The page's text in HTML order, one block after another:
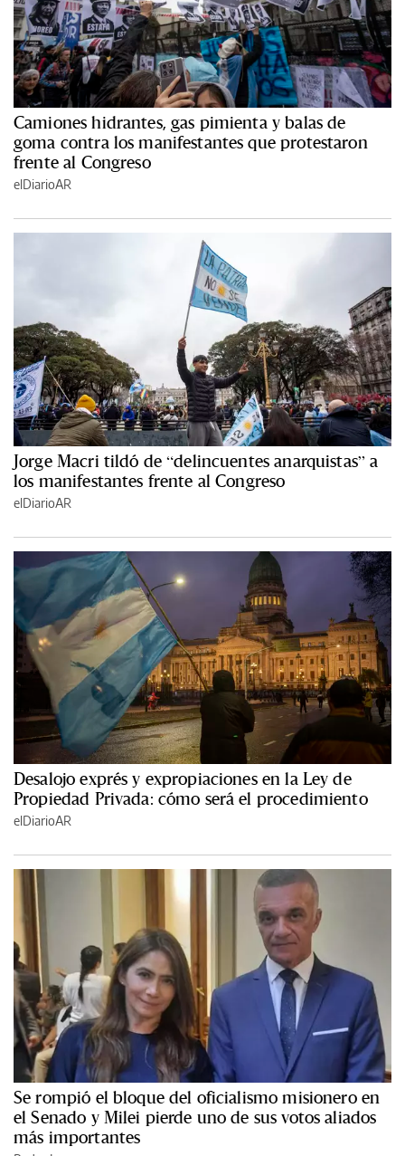
Camiones hidrantes, gas pimienta y balas de
goma contra los manifestantes que protestaron
frente al Congreso
elDiarioAR
Jorge Macri tildó de “delincuentes anarquistas” a
los manifestantes frente al Congreso
elDiarioAR
Desalojo exprés y expropiaciones en la Ley de
Propiedad Privada: cómo será el procedimiento
elDiarioAR
Se rompió el bloque del oficialismo misionero en
el Senado y Milei pierde uno de sus votos aliados
más importantes